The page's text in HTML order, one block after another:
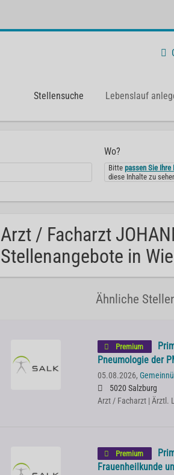
Stellensuche Lebenslauf
Wo?
Bittepassen Sie Ihre
diese Inhalte zu
Arzt / Facharzt
Stellenangebote in
Ähnliche
Premium
Pneumologie der
05.08.2026,
5020 Salzburg
Arzt / Facharzt | Ärztl.
Premium
Frauenheilkunde